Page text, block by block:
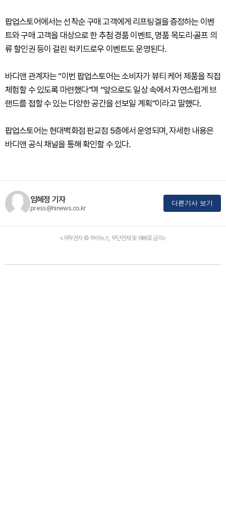
팝업스토어에서는 선착순 구매 고객에게 리프팅겔을 증정하는 이벤
트와 구매 고객을 대상으로 한 추첨 경품 이벤트, 명품 목도리·골프 의
류 할인권 등이 걸린 럭키드로우 이벤트도 운영된다.
바디앤 관계자는 “이번 팝업스토어는 소비자가 뷰티 케어 제품을 직접
체험할 수 있도록 마련했다”며 “앞으로도 일상 속에서 자연스럽게 브
랜드를 접할 수 있는 다양한 공간을 선보일 계획”이라고 말했다.
팝업스토어는 현대백화점 판교점 5층에서 운영되며, 자세한 내용은
바디앤 공식 채널을 통해 확인할 수 있다.
임혜정 기자
press@hinews.co.kr
다른기사 보기
<저작권자 © 하이뉴스, 무단전재 및 재배포 금지>